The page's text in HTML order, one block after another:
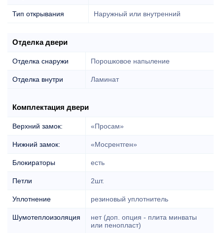
Тип открывания Наружный или внутренний
Отделка двери
Отделка снаружи Порошковое напыление
Отделка внутри Ламинат
Комплектация двери
Верхний замок: «Просам»
Нижний замок: «Мосрентген»
Блокираторы есть
Петли 2шт.
Уплотнение резиновый уплотнитель
Шумотеплоизоляция
нет (доп. опция - плита минваты
или пенопласт)